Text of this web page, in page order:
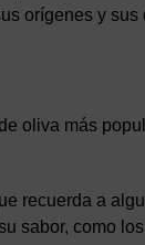
orígenes y
oliva más
recuerda a
sabor, como